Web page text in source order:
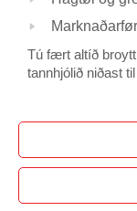
Umhvørvi
Starvsfólk
Mekaniski
Goymslan
Ditec
Tú fært altíð
tannhjólið niðast